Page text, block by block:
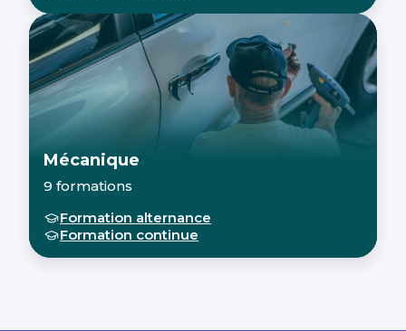
Mécanique
9 formations
Formation alternance
Formation continue